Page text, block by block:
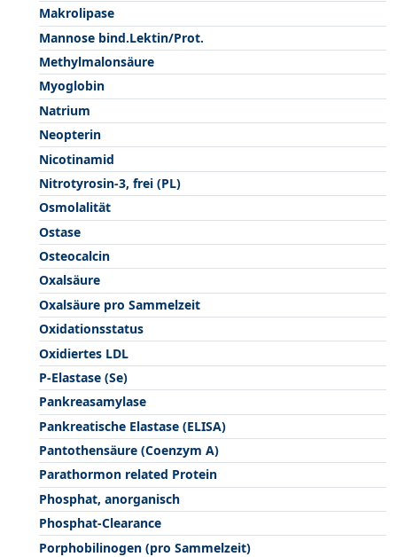
Makrolipase
Mannose bind.Lektin/Prot.
Methylmalonsäure
Myoglobin
Natrium
Neopterin
Nicotinamid
Nitrotyrosin-3, frei (PL)
Osmolalität
Ostase
Osteocalcin
Oxalsäure
Oxalsäure pro Sammelzeit
Oxidationsstatus
Oxidiertes LDL
P-Elastase (Se)
Pankreasamylase
Pankreatische Elastase (ELISA)
Pantothensäure (Coenzym A)
Parathormon related Protein
Phosphat, anorganisch
Phosphat-Clearance
Porphobilinogen (pro Sammelzeit)